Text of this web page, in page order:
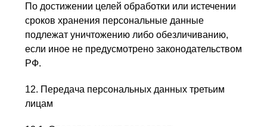
По достижении целей обработки или истечении
сроков хранения персональные данные
подлежат уничтожению либо обезличиванию,
если иное не предусмотрено законодательством
РФ.
12. Передача персональных данных третьим
лицам